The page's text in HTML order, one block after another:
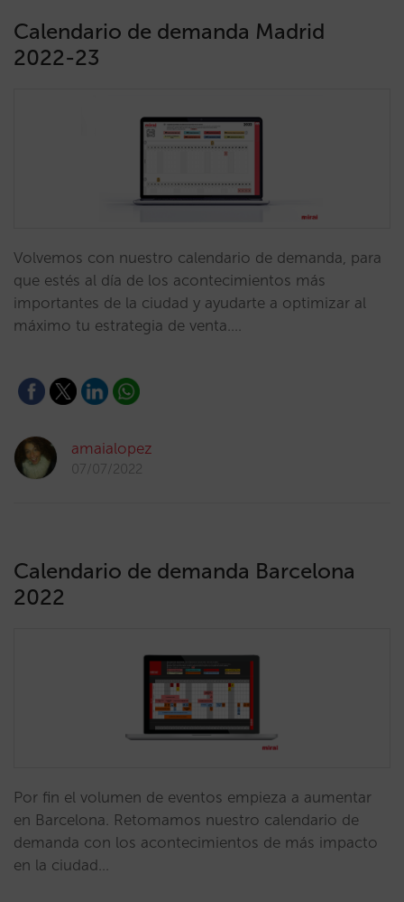
Calendario de demanda Madrid
2022-23
Volvemos con nuestro calendario de demanda, para
que estés al día de los acontecimientos más
importantes de la ciudad y ayudarte a optimizar al
máximo tu estrategia de venta.…
amaialopez
07/07/2022
Calendario de demanda Barcelona
2022
Por fin el volumen de eventos empieza a aumentar
en Barcelona. Retomamos nuestro calendario de
demanda con los acontecimientos de más impacto
en la ciudad…